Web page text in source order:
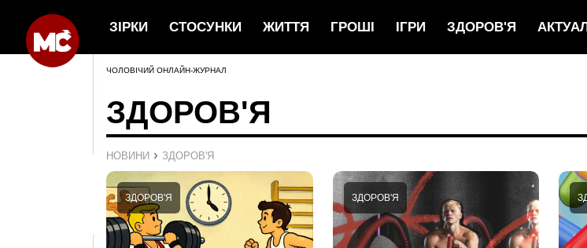
ЗІРКИ СТОСУНКИ ЖИТТЯ ГРОШІ ІГРИ ЗДОРОВ'Я
ЧОЛОВІЧИЙ ОНЛАЙН-ЖУРНАЛ
ЗДОРОВ'Я
НОВИНИ › ЗДОРОВ'Я
ЗДОРОВ'Я ЗДОРОВ'Я